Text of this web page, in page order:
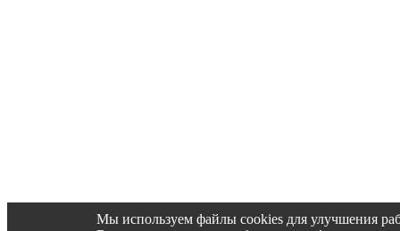
Мы используем файлы cookies для улучшения